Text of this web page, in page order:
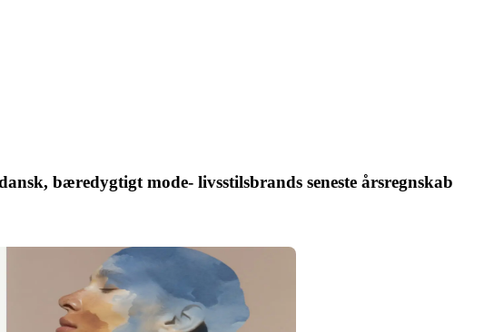
bæredygtigt mode- livsstilsbrands seneste årsregnskab